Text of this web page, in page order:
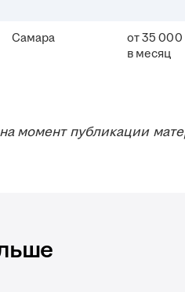
Самара
от 35
в месяц
момент публикации